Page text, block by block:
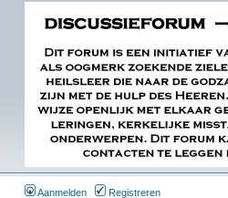
Aanmelden Registreren